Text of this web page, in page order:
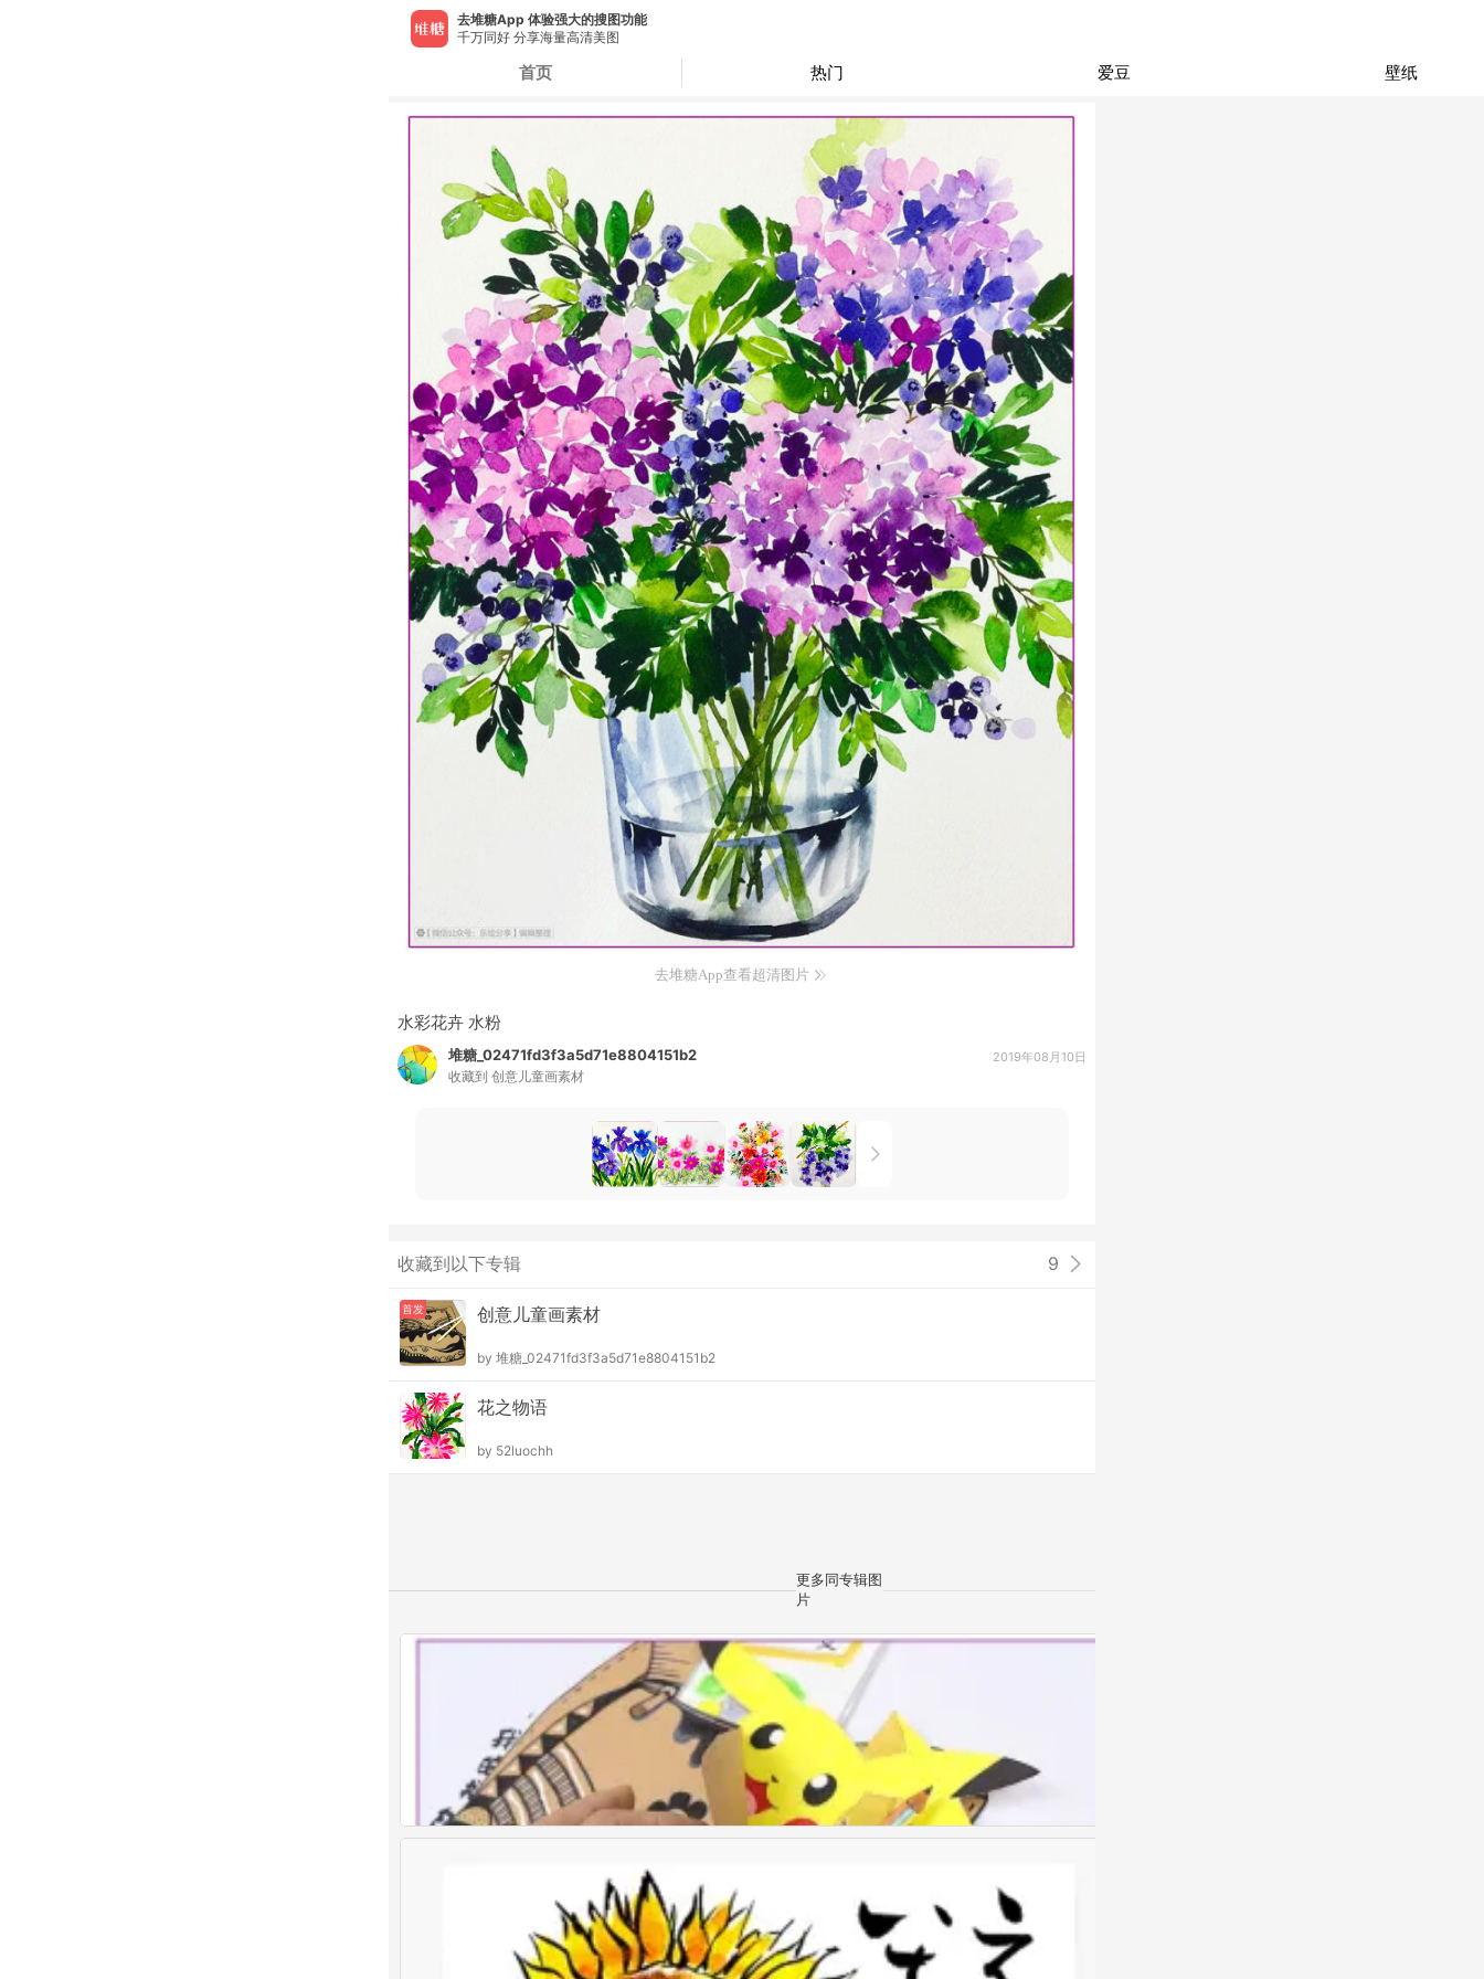
去堆糖App 体验强大的搜图功能
千万同好 分享海量高清美图
首页 热门 爱豆 壁纸
去堆糖App查看超清图片
水彩花卉 水粉
堆糖_02471fd3f3a5d71e8804151b2
收藏到 创意儿童画素材
2019年08月10日
收藏到以下专辑 9
首发 创意儿童画素材
by 堆糖_02471fd3f3a5d71e8804151b2
花之物语
by 52luochh
更多同专辑图
片